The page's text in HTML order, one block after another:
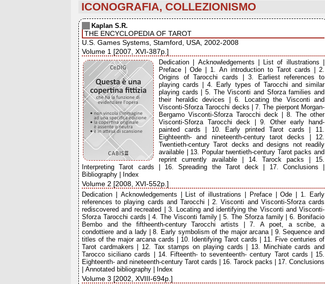
ICONOGRAFIA, COLLEZIONISMO
Kaplan S.R.
THE ENCYCLOPEDIA OF TAROT
U.S. Games Systems, Stamford, USA, 2002-2008
Volume 1 [2007, XVI-387p.]
Dedication | Acknowledgements | List of illustrations |
Preface | Ode | 1. An introduction to Tarot cards | 2.
Origins of Tarocchi cards | 3. Earliest references to
playing cards | 4. Early types of Tarocchi and similar
playing cards | 5. The Visconti and Sforza families and
their heraldic devices | 6. Locating the Visconti and
Visconti-Sforza Tarocchi decks | 7. The pierpont Morgan-
Bergamo Visconti-Sforza Tarocchi deck | 8. The other
Visconti-Sforza Tarocchi deck | 9. Other early hand-
painted cards | 10. Early printed Tarot cards | 11.
Eighteenth- and nineteenth-century tarot decks | 12.
Twentieth-century Tarot decks and designs not readily
available | 13. Popular twentieth-century Tarot packs and
reprint currently available | 14. Tarock packs | 15.
Interpreting Tarot cards | 16. Spreading the Tarot deck | 17. Conclusions |
Bibliography | Index
Volume 2 [2008, XVI-552p.]
Dedication | Acknowledgements | List of illustrations | Preface | Ode | 1. Early
references to playing cards and Tarocchi | 2. Visconti and Visconti-Sforza cards
rediscovered and recreated | 3. Locating and identifying the Visconti and Visconti-
Sforza Tarocchi cards | 4. The Visconti family | 5. The Sforza family | 6. Bonifacio
Bembo and the fiftheenth-century Tarocchi artists | 7. A poet, a scribe, a
condottiere and a lady | 8. Early symbolism of the major arcana | 9. Sequence and
titles of the major arcana cards | 10. Identifying Tarot cards | 11. Five centuries of
Tarot cardmakers | 12. Tax stamps on playing cards | 13. Minchiate cards and
Tarocco siciliano cards | 14. Fifteenth- to seventeenth- century Tarot cards | 15.
Eighteenth- and nineteenth-century Tarot cards | 16. Tarock packs | 17. Conclusions
| Annotated bibliography | Index
Volume 3 [2002, XVIII-694p.]